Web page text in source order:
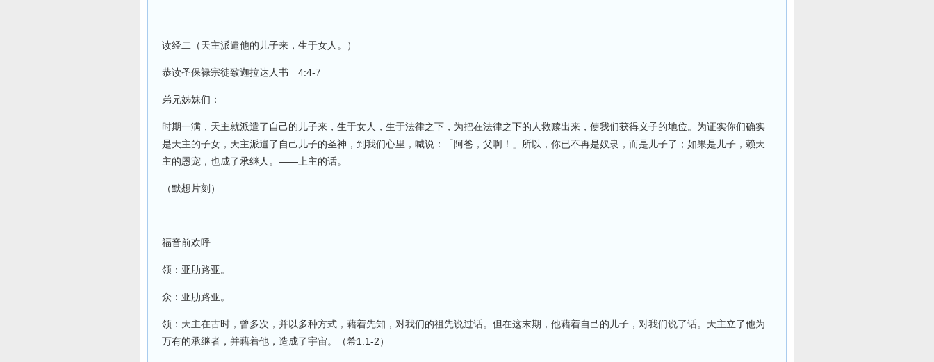
读经二（天主派遣他的儿子来，生于女人。）
恭读圣保禄宗徒致迦拉达人书 4:4-7
弟兄姊妹们：
时期一满，天主就派遣了自己的儿子来，生于女人，生于法律之下，为把在法律之下的人救赎出来，使我们获得义子的地位。为证实你们确实
是天主的子女，天主派遣了自己儿子的圣神，到我们心里，喊说：「阿爸，父啊！」所以，你已不再是奴隶，而是儿子了；如果是儿子，赖天
主的恩宠，也成了承继人。——上主的话。
（默想片刻）
福音前欢呼
领：亚肋路亚。
众：亚肋路亚。
领：天主在古时，曾多次，并以多种方式，藉着先知，对我们的祖先说过话。但在这末期，他藉着自己的儿子，对我们说了话。天主立了他为
万有的承继者，并藉着他，造成了宇宙。（希1:1-2）